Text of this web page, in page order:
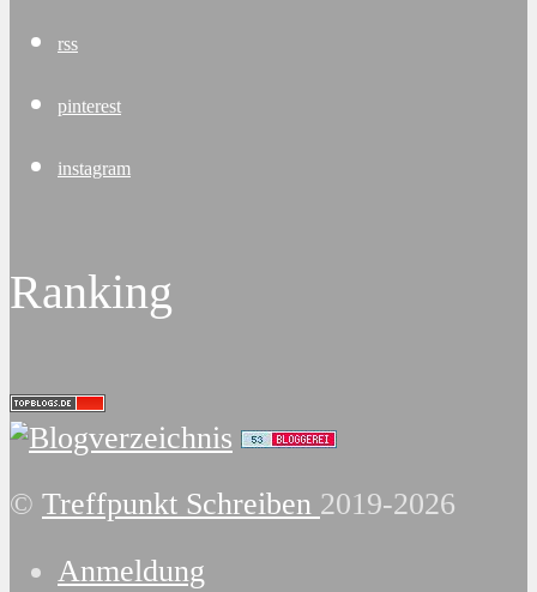
rss
pinterest
instagram
Ranking
© Treffpunkt Schreiben 2019-2026
Anmeldung